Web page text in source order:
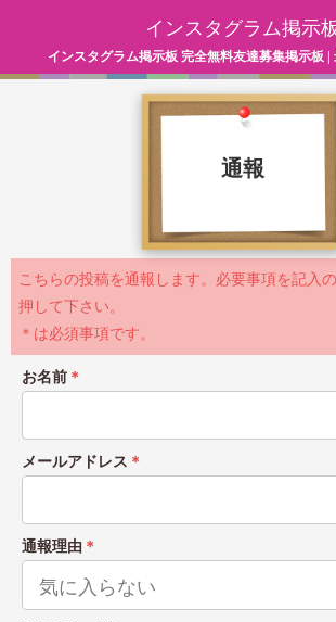
インスタグラム掲示
インスタグラム掲示板 完全無料友達募集掲示板
通報
こちらの投稿を通報します。必要事項を記入
押して下さい。
＊は必須事項です。
お名前 ＊
メールアドレス ＊
通報理由 ＊